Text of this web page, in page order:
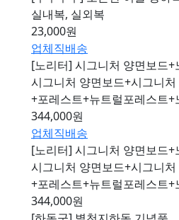
실내복, 실외복
23,000원
업체직배송
[노리터] 시그니처 양면보드
시그니처 양면보드+시그니
+포레스트+뉴트럴포레스트
344,000원
업체직배송
[노리터] 시그니처 양면보드
시그니처 양면보드+시그니
+포레스트+뉴트럴포레스트
344,000원